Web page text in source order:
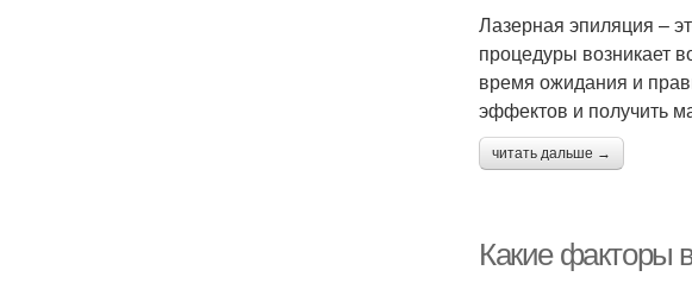
Лазерная эпиляция –
процедуры возникает
время ожидания и
эффектов и получить
читать дальше →
Какие факторы